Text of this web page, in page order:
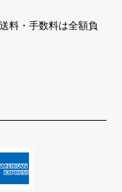
料・手数料は全額負